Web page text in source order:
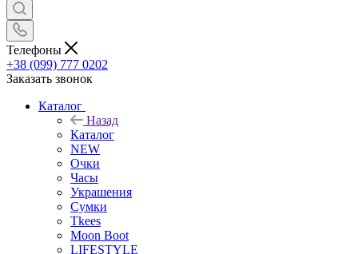
Телефоны
+38 (099) 777 0202
Заказать звонок
Каталог
Назад
Каталог
NEW
Очки
Часы
Украшения
Сумки
Tkees
Moon Boot
LIFESTYLE